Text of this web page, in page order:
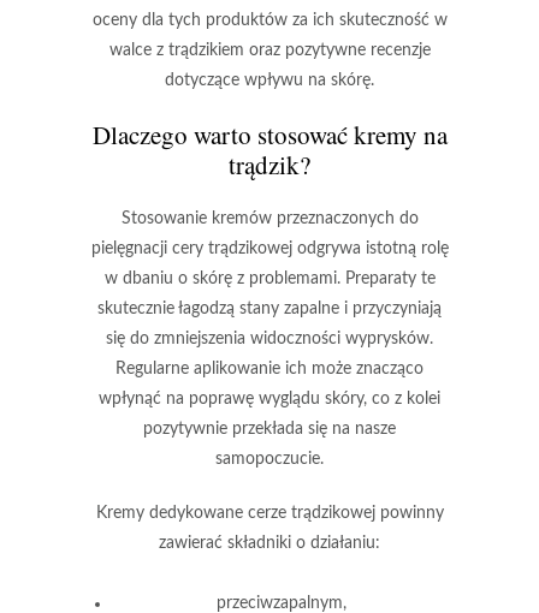
oceny dla tych produktów za ich skuteczność w
walce z trądzikiem oraz pozytywne recenzje
dotyczące wpływu na skórę.
Dlaczego warto stosować kremy na
trądzik?
Stosowanie kremów przeznaczonych do
pielęgnacji cery trądzikowejodgrywa istotną rolę
w dbaniu o skórę z problemami. Preparaty te
skutecznie łagodzą stany zapalne i przyczyniają
się do zmniejszenia widoczności wyprysków.
Regularne aplikowanie ich może znacząco
wpłynąć na poprawę wyglądu skóry, co z kolei
pozytywnie przekłada się na nasze
samopoczucie.
Kremy dedykowane cerze trądzikowej powinny
zawierać składniki o działaniu:
przeciwzapalnym,